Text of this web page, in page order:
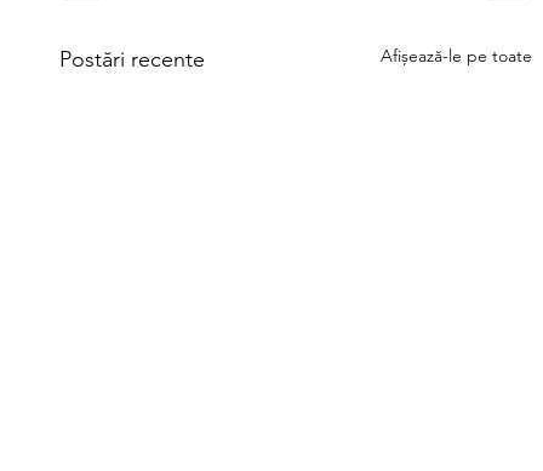
Postări recente Afișează-le pe toate